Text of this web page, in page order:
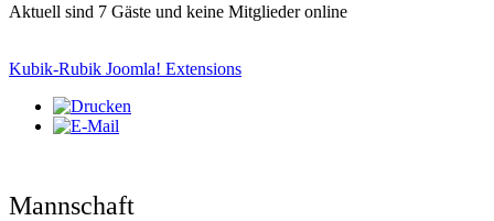
Aktuell sind 7 Gäste und keine Mitglieder online
Kubik-Rubik Joomla! Extensions
Mannschaft